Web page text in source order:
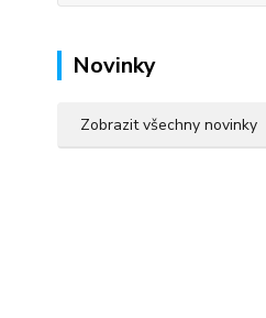
Novinky
Zobrazit všechny novinky